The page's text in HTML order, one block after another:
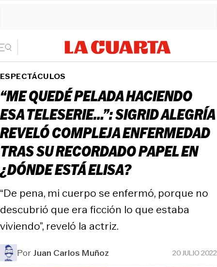
ESPECTÁCULOS
“ME QUEDÉ PELADA HACIENDO
ESA TELESERIE…”: SIGRID ALEGRÍA
REVELÓ COMPLEJA ENFERMEDAD
TRAS SU RECORDADO PAPEL EN
¿DÓNDE ESTÁ ELISA?
“De pena, mi cuerpo se enfermó, porque no
descubrió que era ficción lo que estaba
viviendo”, reveló la actriz.
PorJuan Carlos Muñoz 20 JULIO 2022